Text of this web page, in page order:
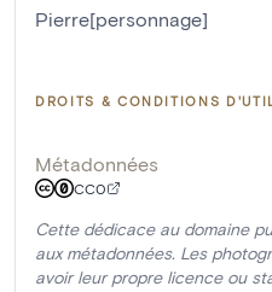
Pierre[personnage]
DROITS & CONDITIONS
Métadonnées
CC0
Cette dédicace au domaine
aux métadonnées. Les
avoir leur propre licence ou